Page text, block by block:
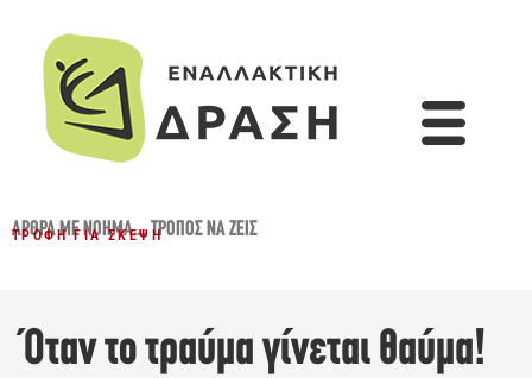
ΆΡΘΡΑ ΜΕ ΝΌΗΜΑ...,ΤΡΌΠΟΣ ΝΑ ΖΕΙΣ
ΤΡΟΦΉ ΓΙΑ ΣΚΈΨΗ
Όταν το τραύμα γίνεται θαύμα!